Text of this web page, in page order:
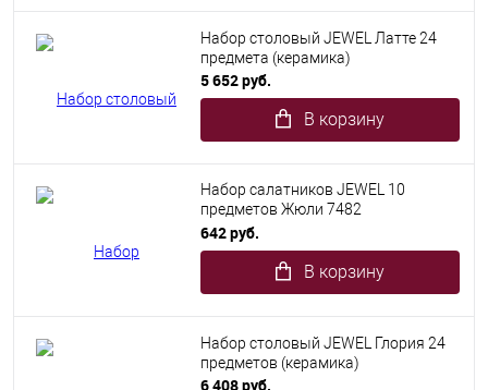
Набор столовый JEWEL Латте 24
предмета (керамика)
5 652 руб.
В корзину
Набор салатников JEWEL 10
предметов Жюли 7482
(стеклокерамика)
642 руб.
В корзину
Набор столовый JEWEL Глория 24
предметов (керамика)
6 408 руб.